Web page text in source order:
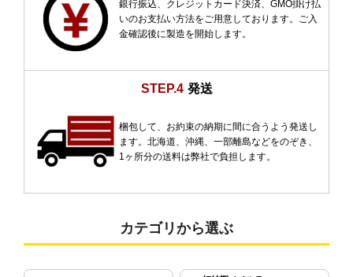
銀行振込、クレジットカード決済、GMO掛け払
いのお支払い方法をご用意しております。ご入
金確認後に製造を開始します。
STEP.4 発送
梱包して、お約束の納期に間に合うよう発送し
ます。北海道、沖縄、一部離島などをのぞき、
1ヶ所分の送料は弊社で負担します。
カテゴリから選ぶ